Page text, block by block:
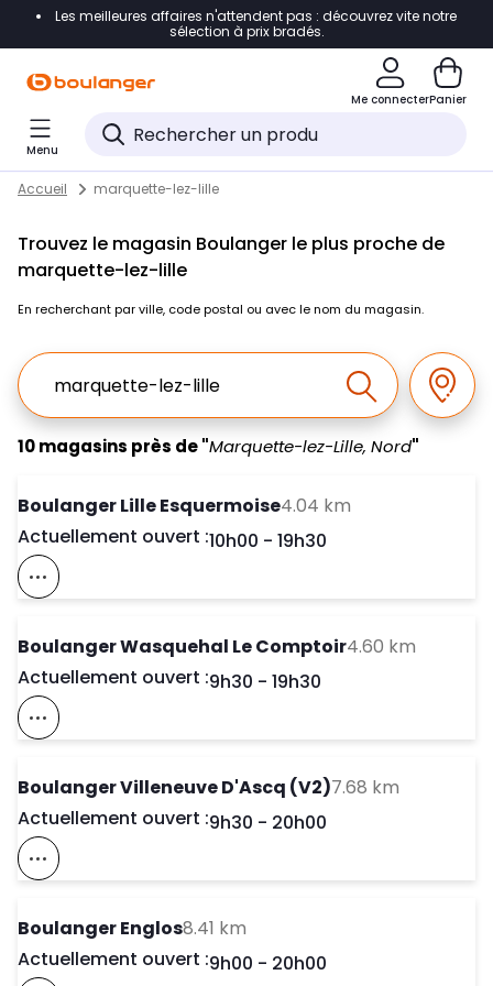
Accéder directement à la navigation
Accéder directement au pied de page
Accéder directement au chatbot
Les meilleures affaires n'attendent pas : découvrez vite notre
sélection à prix bradés.
Me connecterPanier
Menu
Skip to content
Return to Nav
Accueil marquette-lez-lille
Trouvez le magasin Boulanger le plus proche de
marquette-lez-lille
En recherchant par ville, code postal ou avec le nom du magasin.
Ville, Region, Code postal ou Ville & Pays
Effectuer la
10 magasins près de "Marquette-lez-Lille, Nord"
Boulanger Lille Esquermoise4.04 km
Actuellement ouvert :Day of the Week
10h00 - 19h30
Voir Ce Magasin Sur La Carte
Boulanger Wasquehal Le Comptoir4.60 km
Actuellement ouvert :Day of the Week
9h30 - 19h30
Voir Ce Magasin Sur La Carte
Boulanger Villeneuve D'Ascq (V2)7.68 km
Actuellement ouvert :Day of the Week
9h30 - 20h00
Voir Ce Magasin Sur La Carte
Boulanger Englos8.41 km
Actuellement ouvert :Day of the Week
9h00 - 20h00